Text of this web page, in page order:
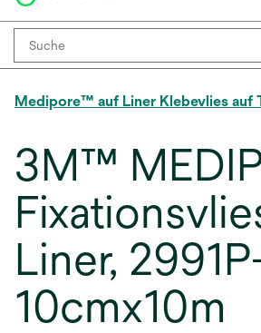
Medipore™ auf Liner Klebevlies auf
3M™
Liner,
10cmx10m